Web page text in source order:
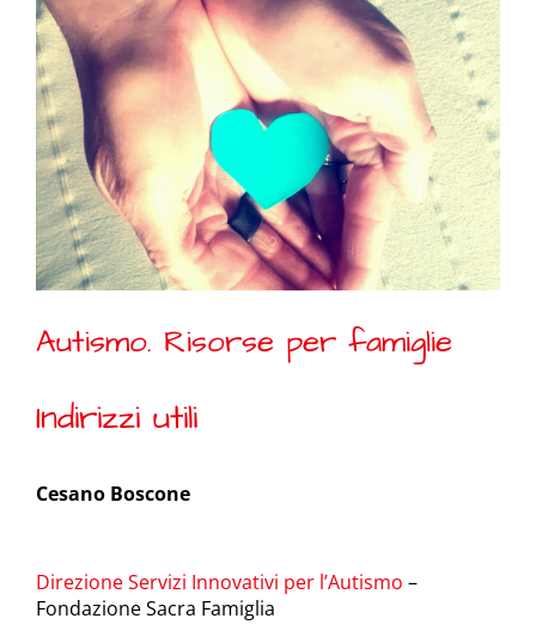
Autismo. Risorse per famiglie
Indirizzi utili
Cesano Boscone
Direzione Servizi Innovativi per l’Autismo –
Fondazione Sacra Famiglia